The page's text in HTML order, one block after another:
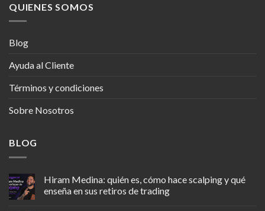
QUIENES SOMOS
Blog
Ayuda al Cliente
Términos y condiciones
Sobre Nosotros
BLOG
Hiram Medina: quién es, cómo hace scalping y qué
enseña en sus retiros de trading